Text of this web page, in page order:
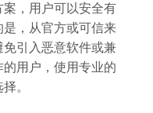
，用户可以安全有
，从官方或可信来
引入恶意软件或兼
用户，使用专业的
。